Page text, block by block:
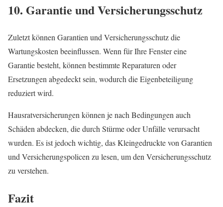
10. Garantie und Versicherungsschutz
Zuletzt können Garantien und Versicherungsschutz die
Wartungskosten beeinflussen. Wenn für Ihre Fenster eine
Garantie besteht, können bestimmte Reparaturen oder
Ersetzungen abgedeckt sein, wodurch die Eigenbeteiligung
reduziert wird.
Hausratversicherungen können je nach Bedingungen auch
Schäden abdecken, die durch Stürme oder Unfälle verursacht
wurden. Es ist jedoch wichtig, das Kleingedruckte von Garantien
und Versicherungspolicen zu lesen, um den Versicherungsschutz
zu verstehen.
Fazit